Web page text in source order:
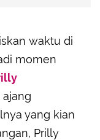
waktu di
momen
yang kian
Prilly